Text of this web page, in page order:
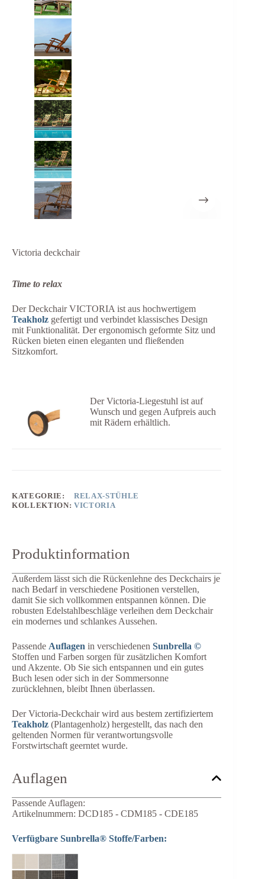
Victoria deckchair
Time to relax
Der Deckchair VICTORIA ist aus hochwertigem
Teakholz gefertigt und verbindet klassisches Design
mit Funktionalität. Der ergonomisch geformte Sitz und
Rücken bieten einen eleganten und fließenden
Sitzkomfort.
Der Victoria-Liegestuhl ist auf
Wunsch und gegen Aufpreis auch
mit Rädern erhältlich.
KATEGORIE:
RELAX-STÜHLE
KOLLEKTION: VICTORIA
Produktinformation
Außerdem lässt sich die Rückenlehne des Deckchairs je
nach Bedarf in verschiedene Positionen verstellen,
damit Sie sich vollkommen entspannen können. Die
robusten Edelstahlbeschläge verleihen dem Deckchair
ein modernes und schlankes Aussehen.
Passende Auflagen in verschiedenen Sunbrella ©
Stoffen und Farben sorgen für zusätzlichen Komfort
und Akzente. Ob Sie sich entspannen und ein gutes
Buch lesen oder sich in der Sommersonne
zurücklehnen, bleibt Ihnen überlassen.
Der Victoria-Deckchair wird aus bestem zertifiziertem
Teakholz (Plantagenholz) hergestellt, das nach den
geltenden Normen für verantwortungsvolle
Forstwirtschaft geerntet wurde.
Auflagen
Passende Auflagen:
Artikelnummern: DCD185 - CDM185 - CDE185
Verfügbare Sunbrella® Stoffe/Farben: